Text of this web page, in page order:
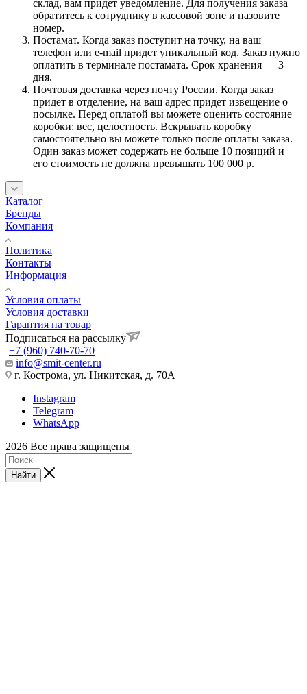
склад, вам придет уведомление. Для получения заказа
обратитесь к сотруднику в кассовой зоне и назовите
номер.
Постамат. Когда заказ поступит на точку, на ваш
телефон или e-mail придет уникальный код. Заказ нужно
оплатить в терминале постамата. Срок хранения — 3
дня.
Почтовая доставка через почту России. Когда заказ
придет в отделение, на ваш адрес придет извещение о
посылке. Перед оплатой вы можете оценить состояние
коробки: вес, целостность. Вскрывать коробку
самостоятельно вы можете только после оплаты заказа.
Один заказ может содержать не больше 10 позиций и
его стоимость не должна превышать 100 000 р.
Каталог
Бренды
Компания
Политика
Контакты
Информация
Условия оплаты
Условия доставки
Гарантия на товар
Подписаться на рассылку
+7 (960) 740-70-70
info@smit-center.ru
г. Кострома, ул. Никитская, д. 70А
Instagram
Telegram
WhatsApp
2026 Все права защищены
Найти